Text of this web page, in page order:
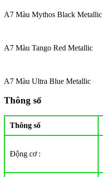
A7 Màu Mythos Black Metallic
A7 Màu Tango Red Metallic
A7 Màu Ultra Blue Metallic
Thông số
Thông số
Động cơ :